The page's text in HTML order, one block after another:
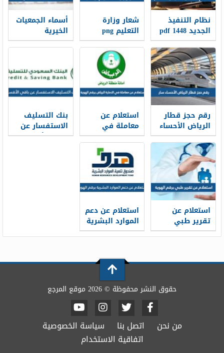
نظام التنفيذ
الجديد 1448 pdf
شعار وزارة
التعليم png
الجديد 1448
أسماء الجمعيات
الخيرية
المعتمدة في
السعودية
رقم حجز قطار
الرياض الأحساء
سار محطة
القطار الموحد
1448
استعلام عن
معاملة في
الامارة الرياض
برقم الهوية
1448
بنك التسليف
الاستفسار عن
باقي الأقساط
استعلام عن
تقرير طبي
برقم الهوية
استعلام عن دعم
الموارد البشرية
برقم الهوية
حقوق النشر محفوظة © 2026 موقع المرجع
من نحن اتصل بنا
سياسة الخصوصية
اتفاقية الاستخدام